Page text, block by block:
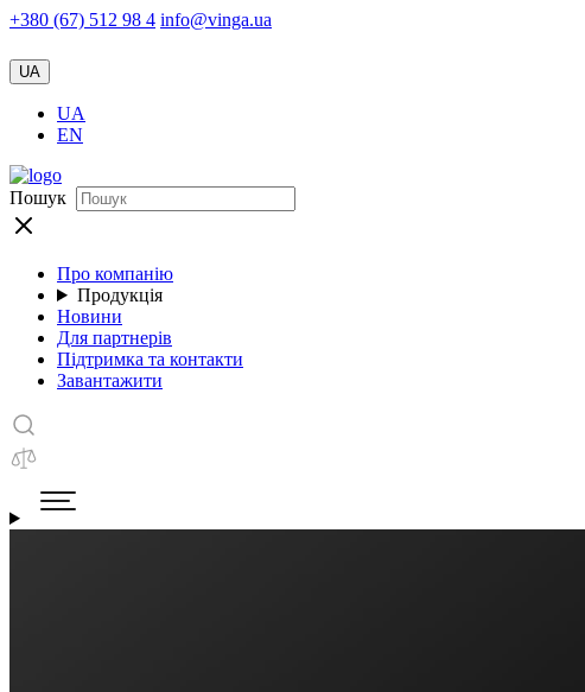
+380 (67) 512 98 4 info@vinga.ua
UA
UA
EN
Пошук
Про компанію
Продукція
Новини
Для партнерів
Підтримка та контакти
Завантажити